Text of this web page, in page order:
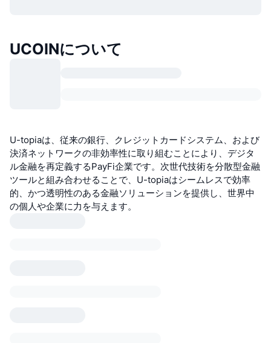
UCOINについて
U-topiaは、従来の銀行、クレジットカードシステム、および
決済ネットワークの非効率性に取り組むことにより、デジタ
ル金融を再定義するPayFi企業です。次世代技術を分散型金融
ツールと組み合わせることで、U-topiaはシームレスで効率
的、かつ透明性のある金融ソリューションを提供し、世界中
の個人や企業に力を与えます。